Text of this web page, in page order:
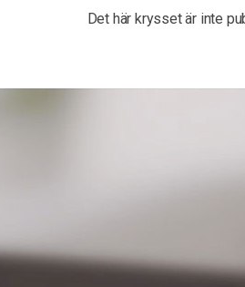
Det här krysset är inte